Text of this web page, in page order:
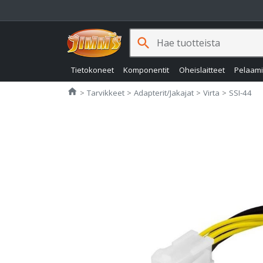
Tietokoneet Komponentit Oheislaitteet
search
home Jimms.fi
Tarvikkeet Adapterit/Jakajat Virta SSI-44